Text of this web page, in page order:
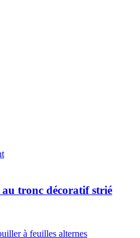
tronc décoratif strié